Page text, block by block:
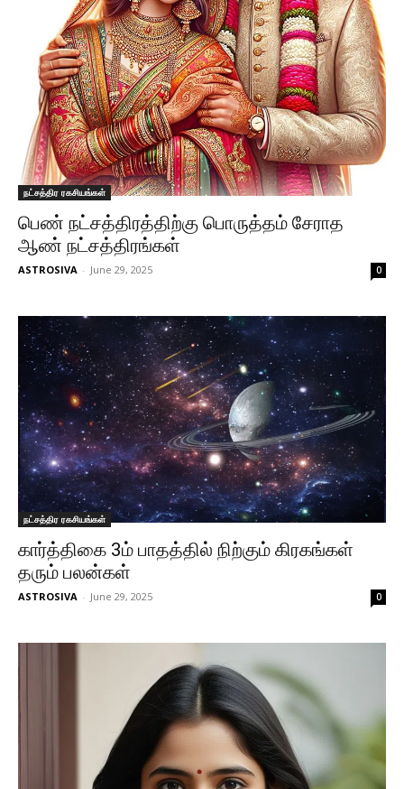
நட்சத்திர ரகசியங்கள்
பெண் நட்சத்திரத்திற்கு பொருத்தம் சேராத
ஆண் நட்சத்திரங்கள்
ASTROSIVA - June 29, 2025 0
நட்சத்திர ரகசியங்கள்
கார்த்திகை 3ம் பாதத்தில் நிற்கும் கிரகங்கள்
தரும் பலன்கள்
ASTROSIVA - June 29, 2025 0